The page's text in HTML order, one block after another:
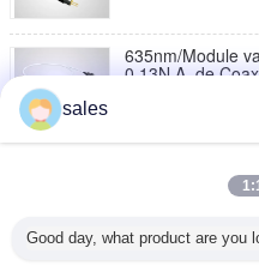
635nm/Module
0.13N.A. de
5W de
sales
Good day, what product are you